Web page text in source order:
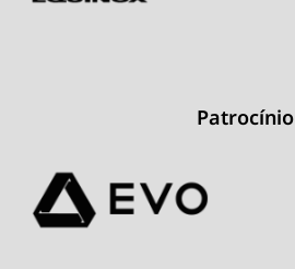
Patrocínio